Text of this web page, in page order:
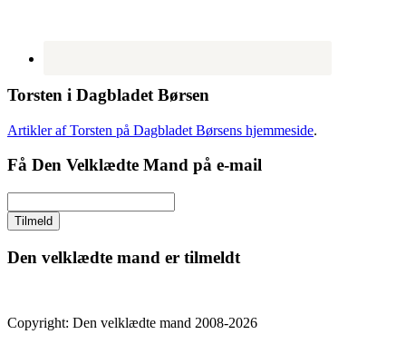
Torsten i Dagbladet Børsen
Artikler af Torsten på Dagbladet Børsens hjemmeside.
Få Den Velklædte Mand på e-mail
Den velklædte mand er tilmeldt
Copyright: Den velklædte mand 2008-2026